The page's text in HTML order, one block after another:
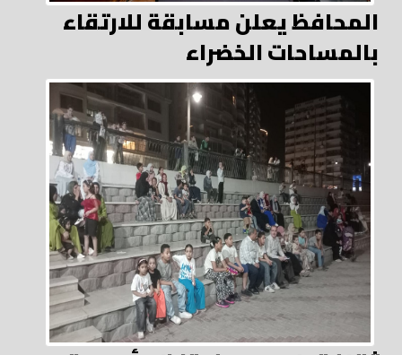
المحافظ يعلن مسابقة للارتقاء
بالمساحات الخضراء